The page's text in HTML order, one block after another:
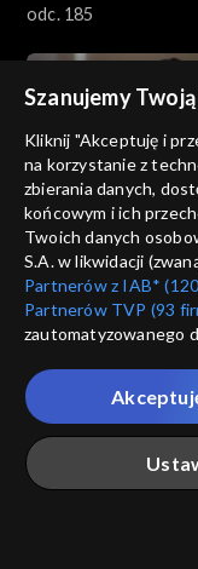
odc. 185
Złoty chłopak
odc. 183
Złoty chłopak
odc. 181
Szanujemy
Kliknij "Akceptuję i
na korzystanie z
zbierania danych,
końcowym i ich
Twoich danych
S.A. w likwidacji
Partnerów z IAB*
Partnerów TVP (93
zautomatyzowanego
które wskazujemy
przez nas
Twoje dane osobowe
Ciebie naszych
„Portalem”, w tym